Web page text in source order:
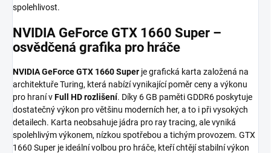
spolehlivost.
NVIDIA GeForce GTX 1660 Super –
osvědčená grafika pro hráče
NVIDIA GeForce GTX 1660 Super je grafická karta založená na
architektuře Turing, která nabízí vynikající poměr ceny a výkonu
pro hraní vFull HD rozlišení. Díky 6 GB paměti GDDR6 poskytuje
dostatečný výkon pro většinu moderních her, a to i při vysokých
detailech. Karta neobsahuje jádra pro ray tracing, ale vyniká
spolehlivým výkonem, nízkou spotřebou a tichým provozem. GTX
1660 Super je ideální volbou pro hráče, kteří chtějí stabilní výkon